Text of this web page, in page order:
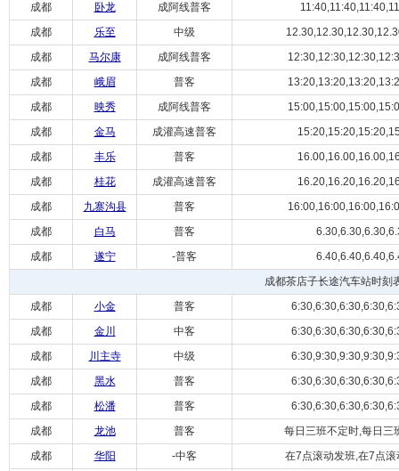
成都
卧龙 成阿线普客
成都
乐至 中级
成都
马尔康 成阿线普客
成都
峨眉 普客
成都
映秀 成阿线普客
成都
金马 成灌高速普客
成都
丰乐 普客
成都
桂花 成灌高速普客
成都
九寨沟县 普客
成都
白马 普客
成都
遂宁 -普客
成都茶店子长途汽车站时刻
成都
小金 普客
成都
金川 中客
成都
川主寺 中级
成都
黑水 普客
成都
松潘 普客
成都
龙池 普客
每日三班不定时,每日三
成都
华阳 -中客
在7点滚动发班,在7点